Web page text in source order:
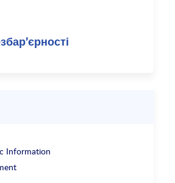
Information